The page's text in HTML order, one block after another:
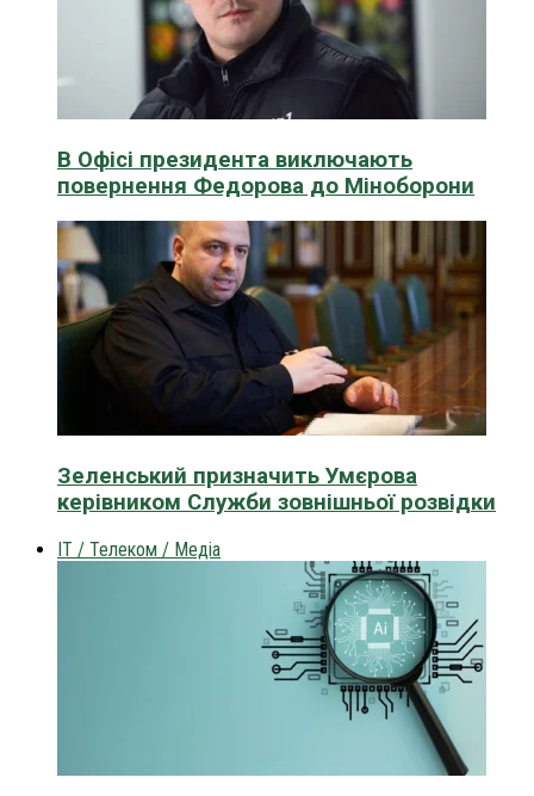
В Офісі президента виключають
повернення Федорова до Міноборони
Зеленський призначить Умєрова
керівником Служби зовнішньої розвідки
IT / Телеком / Медіа